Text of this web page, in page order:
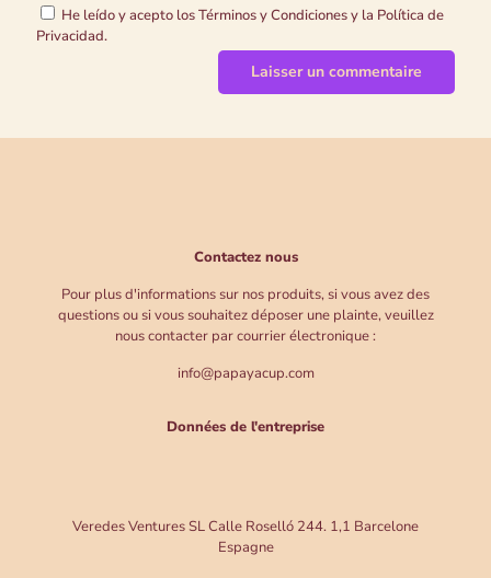
He leído y acepto los Términos y Condiciones y la Política de
Privacidad.
Contactez nous
Pour plus d'informations sur nos produits, si vous avez des
questions ou si vous souhaitez déposer une plainte, veuillez
nous contacter par courrier électronique :
info@papayacup.com
Données de l'entreprise
Veredes Ventures SL Calle Roselló 244. 1,1 Barcelone
Espagne